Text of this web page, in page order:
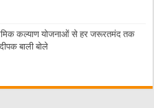
कल्याण योजनाओं से हर जरूरतमंद तक
बाली बोले